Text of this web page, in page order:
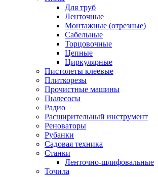
Для труб
Ленточные
Монтажные (отрезные)
Сабельные
Торцовочные
Цепные
Циркулярные
Пистолеты клеевые
Плиткорезы
Прочистные машины
Пылесосы
Радио
Расширительный инструмент
Реноваторы
Рубанки
Садовая техника
Станки
Ленточно-шлифовальные
Точила